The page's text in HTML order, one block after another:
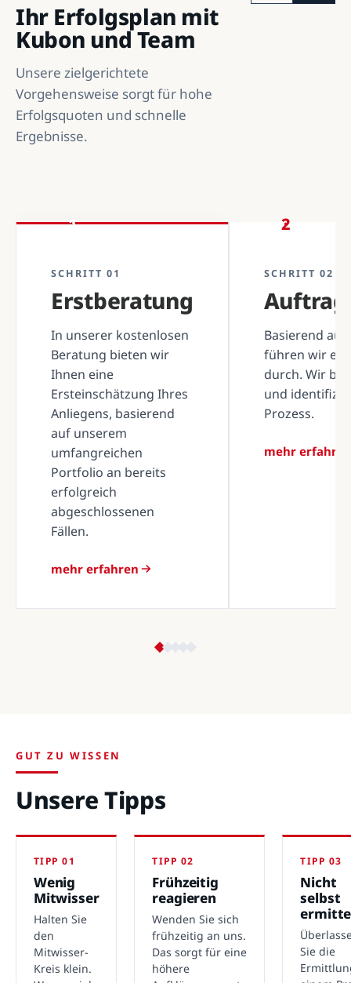
Ihr Erfolgsplan mit
Kubon und Team
Unsere zielgerichtete
Vorgehensweise sorgt für hohe
Erfolgsquoten und schnelle
Ergebnisse.
1
SCHRITT 01
Erstberatung
In unserer kostenlosen
Beratung bieten wir
Ihnen eine
Ersteinschätzung Ihres
Anliegens, basierend
auf unserem
umfangreichen
Portfolio an bereits
erfolgreich
abgeschlossenen
Fällen.
mehr erfahren
2
SCHRITT 02
Basierend
führen wir
durch. Wir
und
Prozess.
mehr erfahren
GUT ZU WISSEN
Unsere Tipps
TIPP 01
Wenig
Mitwisser
Halten Sie
den
Mitwisser-
Kreis klein.
TIPP 02
Frühzeitig
reagieren
Wenden Sie sich
frühzeitig an uns.
Das sorgt für eine
höhere
TIPP 03
Nicht
selbst
Sie die